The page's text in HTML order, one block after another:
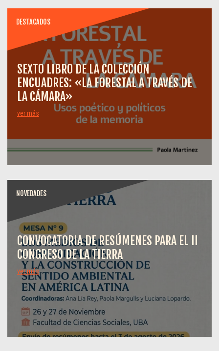
DESTACADOS
SEXTO LIBRO DE LA COLECCIÓN
ENCUADRES: «LA FORESTAL A TRAVÉS DE
LA CÁMARA»
ver más
NOVEDADES
CONVOCATORIA DE RESÚMENES PARA EL II
CONGRESO DE LA TIERRA
ver más